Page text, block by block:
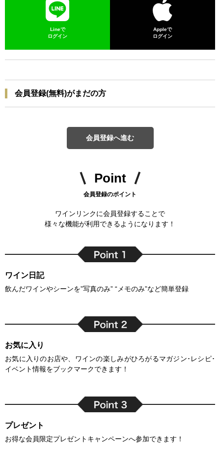
Lineで
ログイン
Appleで
ログイン
会員登録(無料)がまだの方
会員登録へ進む
Point
会員登録のポイント
ワインリンクに会員登録することで
様々な機能が利用できるようになります！
ワイン日記
飲んだワインやシーンを”写真のみ” “メモのみ”など簡単登録
お気に入り
お気に入りのお店や、ワインの楽しみがひろがるマガジン･レシピ･
イベント情報をブックマークできます！
プレゼント
お得な会員限定プレゼントキャンペーンへ参加できます！